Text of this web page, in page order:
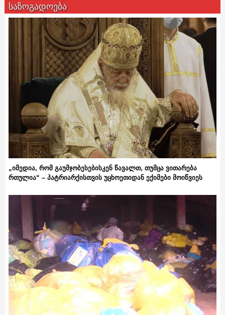
საზოგადოება
„იმედია, რომ გაუმჯობესებისკენ წავალთ, თუმცა ვითარება
რთულია“ – პატრიარქისთვის უცხოეთიდან ექიმები მოიწვიეს